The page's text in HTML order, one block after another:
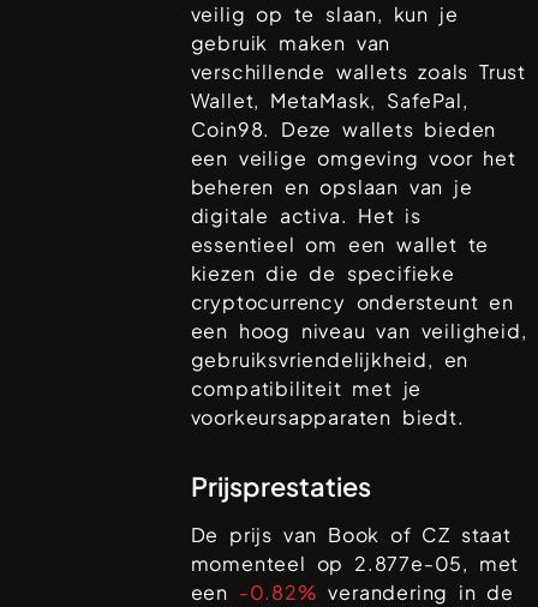
veilig op te slaan, kun je
gebruik maken van
verschillende wallets zoalsTrust
Wallet, MetaMask, SafePal,
Coin98. Deze wallets bieden
een veilige omgeving voor het
beheren en opslaan van je
digitale activa. Het is
essentieel om een wallet te
kiezen die de specifieke
cryptocurrency ondersteunt en
een hoog niveau van veiligheid,
gebruiksvriendelijkheid, en
compatibiliteit met je
voorkeursapparaten biedt.
Prijsprestaties
De prijs van Book of CZ staat
momenteel op 2.877e-05, met
een -0.82% verandering in de